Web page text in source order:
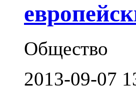
Общество
2013-09-07